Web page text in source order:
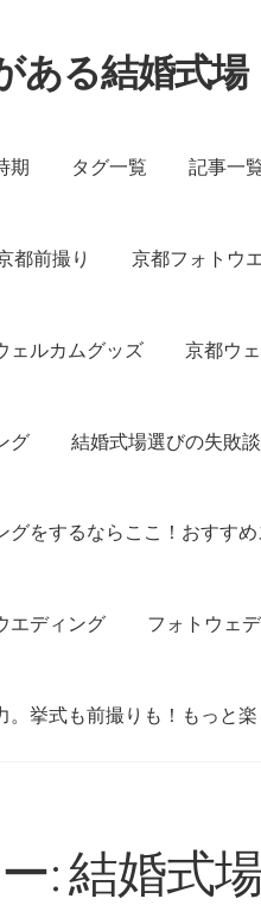
ある結婚式
期 タグ一覧 記事一
都前撮り 京都フォトウ
ェルカムグッズ 京都ウ
グ 結婚式場選びの失敗
グをするならここ！おすす
エディング フォトウェ
。挙式も前撮りも！もっと
:結婚式